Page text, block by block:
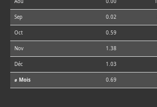
Aoû 0.00
Sep 0.02
Oct 0.59
Nov 1.38
Déc 1.03
⌀ Mois 0.69